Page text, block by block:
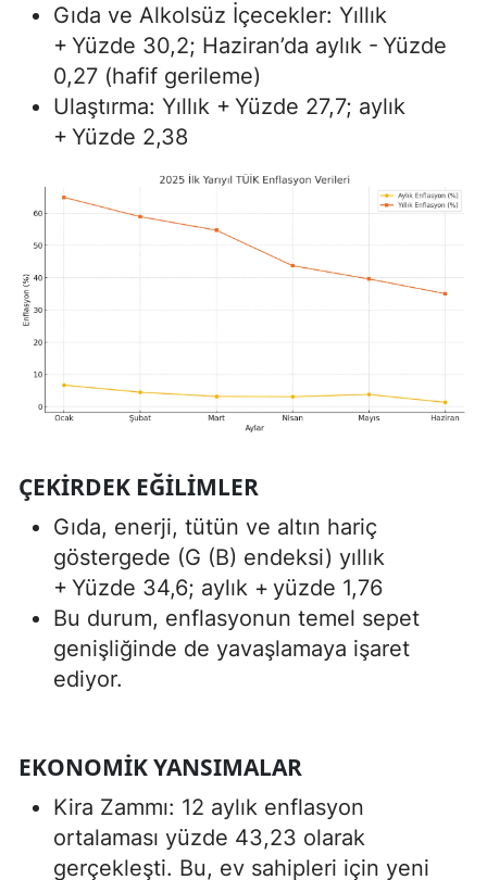
Gıda ve Alkolsüz İçecekler: Yıllık
+ Yüzde 30,2; Haziran’da aylık - Yüzde
0,27 (hafif gerileme)
Ulaştırma: Yıllık + Yüzde 27,7; aylık
+ Yüzde 2,38
ÇEKIRDEK EĞILIMLER
Gıda, enerji, tütün ve altın hariç
göstergede (G (B) endeksi) yıllık
+ Yüzde 34,6; aylık + yüzde 1,76
Bu durum, enflasyonun temel sepet
genişliğinde de yavaşlamaya işaret
ediyor.
EKONOMIK YANSIMALAR
Kira Zammı: 12 aylık enflasyon
ortalaması yüzde 43,23 olarak
gerçekleşti. Bu, ev sahipleri için yeni